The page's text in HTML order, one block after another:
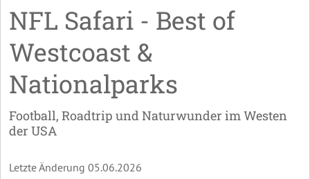
NFL Safari - Best of
Westcoast &
Nationalparks
Football, Roadtrip und Naturwunder im Westen
der USA
Letzte Änderung 05.06.2026